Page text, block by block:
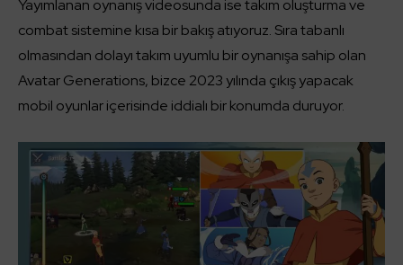
Yayımlanan oynanış videosunda ise takım oluşturma ve
combat sistemine kısa bir bakış atıyoruz. Sıra tabanlı
olmasından dolayı takım uyumlu bir oynanışa sahip olan
Avatar Generations, bizce 2023 yılında çıkış yapacak
mobil oyunlar içerisinde iddialı bir konumda duruyor.